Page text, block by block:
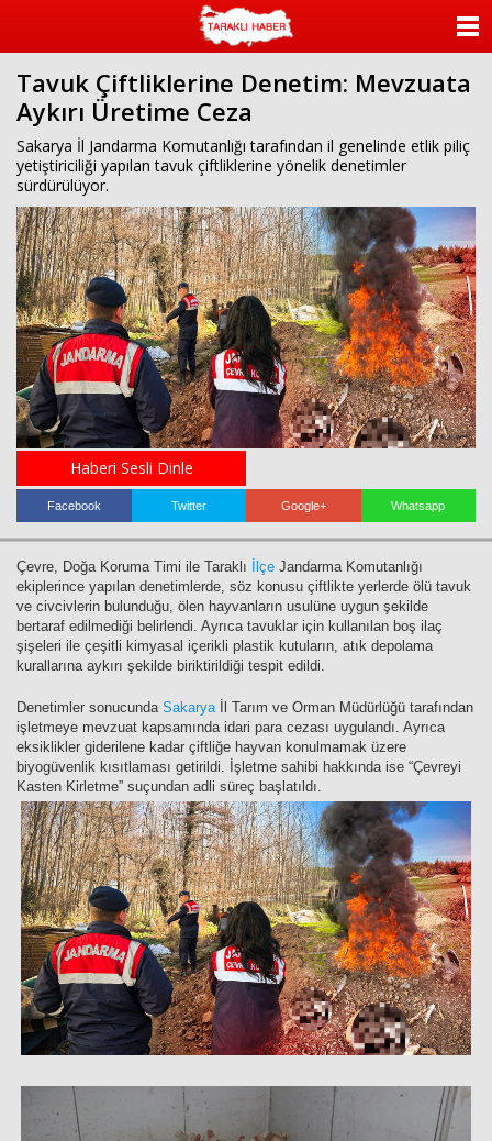
Tavuk Çiftliklerine Denetim: Mevzuata
Aykırı Üretime Ceza
Sakarya İl Jandarma Komutanlığı tarafından il genelinde etlik piliç
yetiştiriciliği yapılan tavuk çiftliklerine yönelik denetimler
sürdürülüyor.
Haberi Sesli Dinle
Facebook Twitter Google+ Whatsapp
Çevre, Doğa Koruma Timi ile Taraklı İlçe Jandarma Komutanlığı
ekiplerince yapılan denetimlerde, söz konusu çiftlikte yerlerde ölü tavuk
ve civcivlerin bulunduğu, ölen hayvanların usulüne uygun şekilde
bertaraf edilmediği belirlendi. Ayrıca tavuklar için kullanılan boş ilaç
şişeleri ile çeşitli kimyasal içerikli plastik kutuların, atık depolama
kurallarına aykırı şekilde biriktirildiği tespit edildi.
Denetimler sonucunda Sakaryaİl Tarım ve Orman Müdürlüğü tarafından
işletmeye mevzuat kapsamında idari para cezası uygulandı. Ayrıca
eksiklikler giderilene kadar çiftliğe hayvan konulmamak üzere
biyogüvenlik kısıtlaması getirildi. İşletme sahibi hakkında ise “Çevreyi
Kasten Kirletme” suçundan adli süreç başlatıldı.
KATEGORİLER
FOTO GALERİ
VİDEO GALERİ
KÜNYE
İLETİŞİM
Haberin Doğru Adresi.